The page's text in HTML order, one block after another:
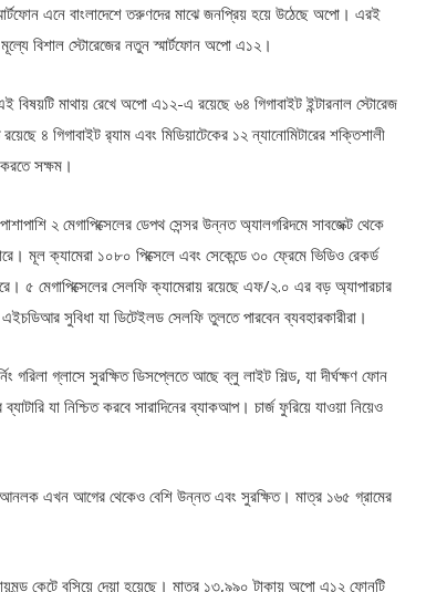
এনে বাংলাদেশে তরুণদের মাঝে জনপ্রিয় হয়ে উঠেছে অপো। এরই
মূল্যে বিশাল স্টোরেজের নতুন স্মার্টফোন অপো এ১২।
বিষয়টি মাথায় রেখে অপো এ১২-এ রয়েছে ৬৪ গিগাবাইট ইন্টারনাল স্টোরেজ
৪ গিগাবাইট র‍্যাম এবং মিডিয়াটেকের ১২ ন্যানোমিটারের শক্তিশালী
সক্ষম।
২ মেগাপিক্সেলের ডেপথ সেন্সর উন্নত অ্যালগরিদমে সাবজেক্ট থেকে
মূল ক্যামেরা ১০৮০ পিক্সেলে এবং সেকেন্ডে ৩০ ফ্রেমে ভিডিও রেকর্ড
৫ মেগাপিক্সেলের সেলফি ক্যামেরায় রয়েছে এফ/২.০ এর বড় অ্যাপারচার
সুবিধা যা ডিটেইলড সেলফি তুলতে পারবেন ব্যবহারকারীরা।
গ্লাসে সুরক্ষিত ডিসপ্লেতে আছে ব্লু লাইট শিল্ড, যা দীর্ঘক্ষণ ফোন
যা নিশ্চিত করবে সারাদিনের ব্যাকআপ। চার্জ ফুরিয়ে যাওয়া নিয়েও
এখন আগের থেকেও বেশি উন্নত এবং সুরক্ষিত। মাত্র ১৬৫ গ্রামের
কেটে বসিয়ে দেয়া হয়েছে। মাত্র ১৩,৯৯০ টাকায় অপো এ১২ ফোনটি